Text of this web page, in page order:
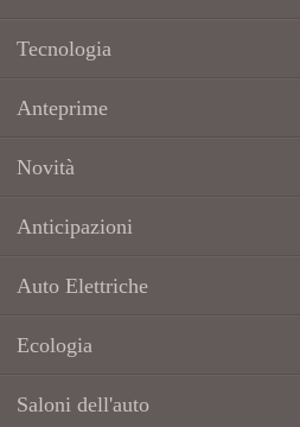
Tecnologia
Anteprime
Novità
Anticipazioni
Auto Elettriche
Ecologia
Saloni dell'auto